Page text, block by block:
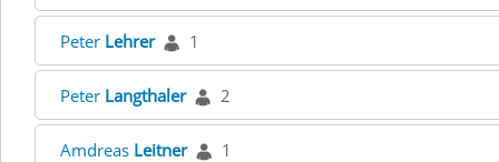
Peter Lehrer 1
Peter Langthaler 2
Amdreas Leitner 1